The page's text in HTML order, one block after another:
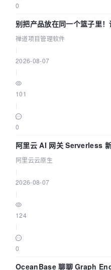
0
别把产品放在同一个篮子里
禅道项目管理软件
2026-08-07
101
0
阿里云 AI 网关 Serverless
拓扑可视化构建 AI 流量治理底
阿里云云原生
2026-08-07
124
0
OceanBase 聊聊 Graph